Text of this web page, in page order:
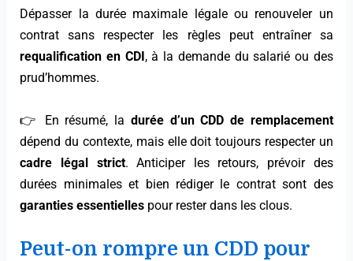
Dépasser la durée maximale légale ou renouveler un
contrat sans respecter les règles peut entraîner sa
requalification en CDI , à la demande du salarié ou des
prud’hommes.
👉 En résumé, la durée d’un CDD de remplacement
dépend du contexte, mais elle doit toujours respecter un
cadre légal strict. Anticiper les retours, prévoir des
durées minimales et bien rédiger le contrat sont des
garanties essentielles pour rester dans les clous.
Peut-on rompre un CDD pour